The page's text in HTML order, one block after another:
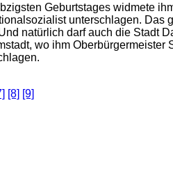
Geburtstages widmete
unterschlagen. Das
natürlich darf auch die Stadt
wo ihm
[8] [9]